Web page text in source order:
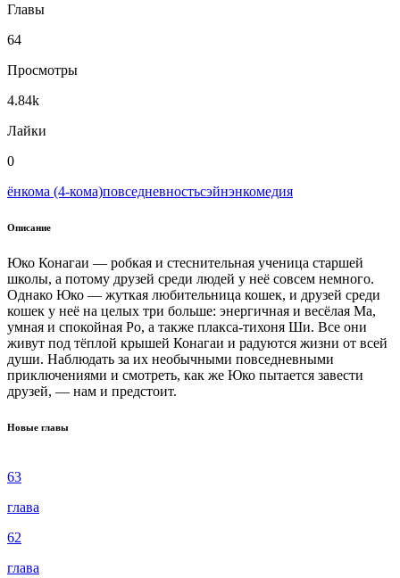
Главы
64
Просмотры
4.84k
Лайки
0
ёнкома (4-кома)повседневностьсэйнэнкомедия
Описание
Юко Конагаи — робкая и стеснительная ученица старшей
школы, а потому друзей среди людей у неё совсем немного.
Однако Юко — жуткая любительница кошек, и друзей среди
кошек у неё на целых три больше: энергичная и весёлая Ма,
умная и спокойная Ро, а также плакса-тихоня Ши. Все они
живут под тёплой крышей Конагаи и радуются жизни от всей
души. Наблюдать за их необычными повседневными
приключениями и смотреть, как же Юко пытается завести
друзей, — нам и предстоит.
Новые главы
63
глава
62
глава